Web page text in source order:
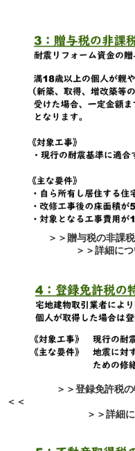
＞＞贈与税の非課
＞＞詳細に
＞＞登録免許税
＜＜
＞＞詳細